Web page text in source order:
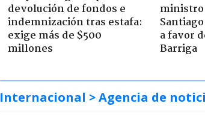
devolución de fondos e
indemnización tras estafa:
exige más de $500
millones
ministro
a favor
Barriga
Internacional > Agencia de